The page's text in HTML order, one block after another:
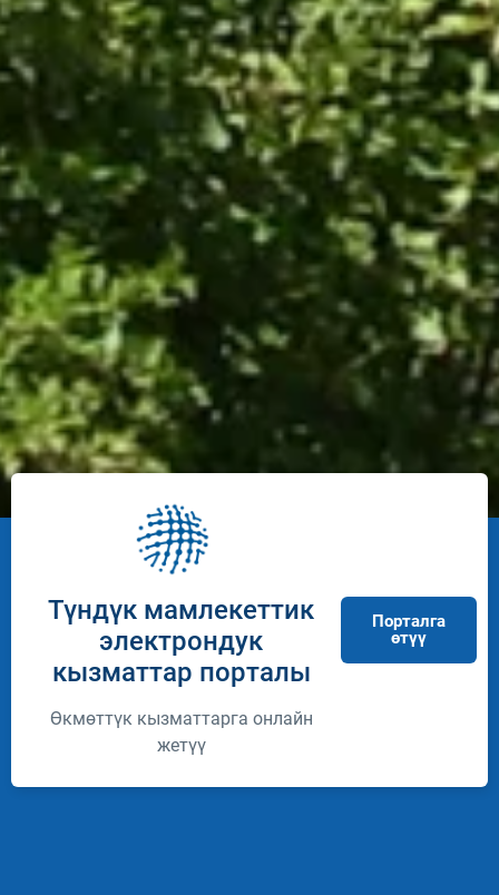
Түндүк мамлекеттик
электрондук
кызматтар порталы
Өкмөттүк кызматтарга онлайн
жетүү
Порталга
өтүү